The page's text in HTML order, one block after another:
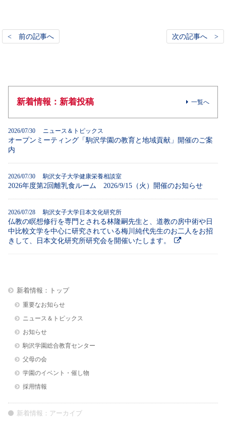
< 前の記事へ 次の記事へ >
新着情報：新着投稿 一覧へ
2026/07/30 ニュース＆トピックス
オープンミーティング「駒沢学園の教育と地域貢献」開催のご案
内
2026/07/30 駒沢女子大学健康栄養相談室
2026年度第2回離乳食ルーム 2026/9/15（火）開催のお知らせ
2026/07/28 駒沢女子大学日本文化研究所
仏教の瞑想修行を専門とされる林隆嗣先生と、道教の房中術や日
中比較文学を中心に研究されている梅川純代先生のお二人をお招
きして、日本文化研究所研究会を開催いたします。
新着情報：トップ
重要なお知らせ
ニュース＆トピックス
お知らせ
駒沢学園総合教育センター
父母の会
学園のイベント・催し物
採用情報
新着情報：アーカイブ